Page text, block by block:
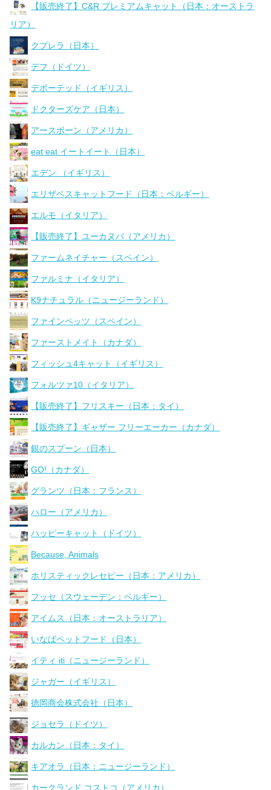
【販売終了】C&R プレミアムキャット（日本：オーストラ
リア）
クプレラ（日本）
デフ（ドイツ）
デボーテッド（イギリス）
ドクターズケア（日本）
アースボーン（アメリカ）
eat eat イートイート（日本）
エデン （イギリス）
エリザベスキャットフード（日本：ベルギー）
エルモ（イタリア）
【販売終了】ユーカヌバ（アメリカ）
ファームネイチャー（スペイン）
ファルミナ（イタリア）
K9ナチュラル（ニュージーランド）
ファインペッツ（スペイン）
ファーストメイト（カナダ）
フィッシュ4キャット（イギリス）
フォルツァ10（イタリア）
【販売終了】フリスキー（日本：タイ）
【販売終了】ギャザー フリーエーカー（カナダ）
銀のスプーン（日本）
GO!（カナダ）
グランツ（日本：フランス）
ハロー（アメリカ）
ハッピーキャット（ドイツ）
Because, Animals
ホリスティックレセピー（日本：アメリカ）
フッセ（スウェーデン：ベルギー）
アイムス（日本：オーストラリア）
いなばペットフード（日本）
イティ iti（ニュージーランド）
ジャガー（イギリス）
徳岡商会株式会社（日本）
ジョセラ（ドイツ）
カルカン（日本：タイ）
キアオラ（日本：ニュージーランド）
カークランド コストコ（アメリカ）